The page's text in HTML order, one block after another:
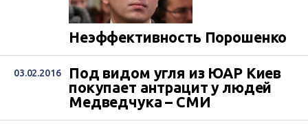
Неэффективность Порошенко
03.02.2016
Под видом угля из ЮАР Киев
покупает антрацит у людей
Медведчука – СМИ